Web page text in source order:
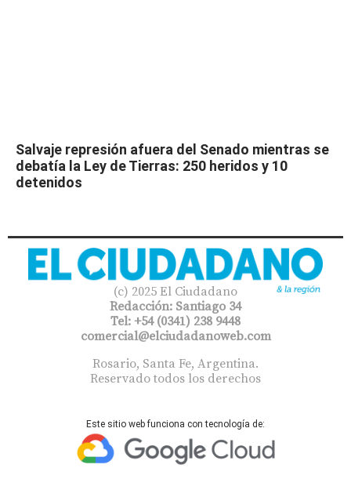
Salvaje represión afuera del Senado mientras se
debatía la Ley de Tierras: 250 heridos y 10
detenidos
(c) 2025 El Ciudadano
Redacción: Santiago 34
Tel: +54 (0341) 238 9448
comercial@elciudadanoweb.com​
Rosario, Santa Fe, Argentina.
Reservado todos los derechos
Este sitio web funciona con tecnología de: